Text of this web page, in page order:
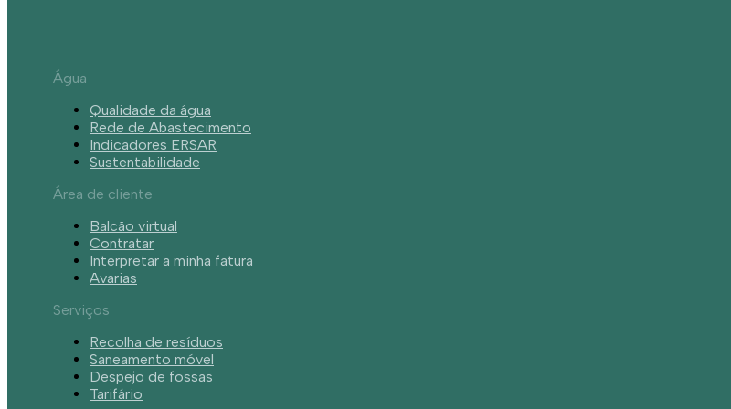
Água
Qualidade da água
Rede de Abastecimento
Indicadores ERSAR
Sustentabilidade
Área de cliente
Balcão virtual
Contratar
Interpretar a minha fatura
Avarias
Serviços
Recolha de resíduos
Saneamento móvel
Despejo de fossas
Tarifário